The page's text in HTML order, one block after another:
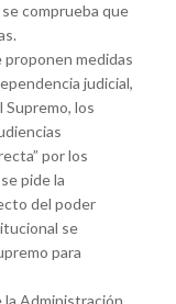
comprueba que
medidas
judicial,
los
por los
pide la
del poder
se
para